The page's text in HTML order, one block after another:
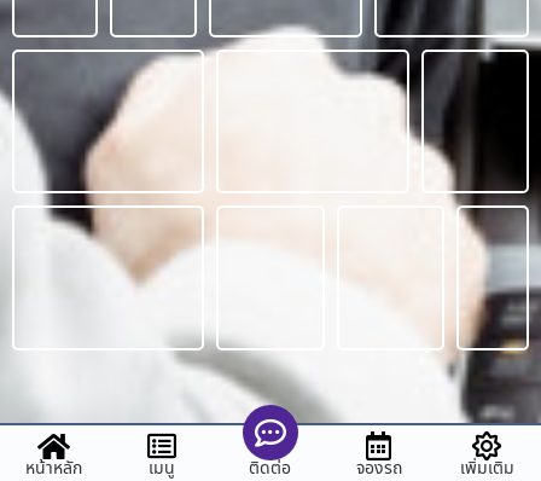
หน้าหลัก เมนู ติดต่อ จองรถ เพิ่มเติม